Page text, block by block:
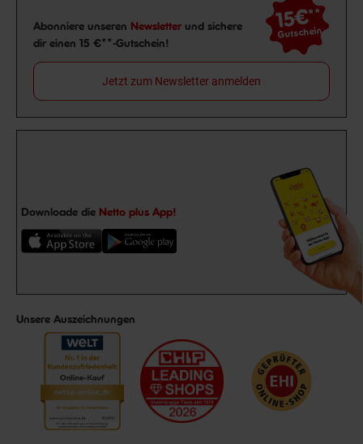
Newsletter Anmeldung
Abonniere unseren Newsletter und sichere
dir einen 15 €**-Gutschein!
15€**
Gutschein
Jetzt zum Newsletter anmelden
Downloade die Netto plus App!
Unsere Auszeichnungen